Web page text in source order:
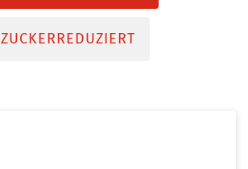
ZUCKERREDUZIERT